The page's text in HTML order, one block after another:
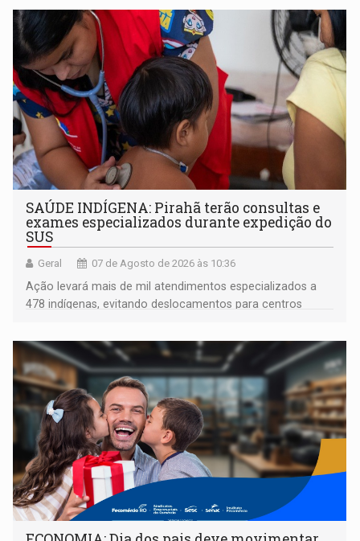
SAÚDE INDÍGENA: Pirahã terão consultas e
exames especializados durante expedição do
SUS
Geral 07 de Agosto de 2026 às 10:36
Ação levará mais de mil atendimentos especializados a
478 indígenas, evitando deslocamentos para centros